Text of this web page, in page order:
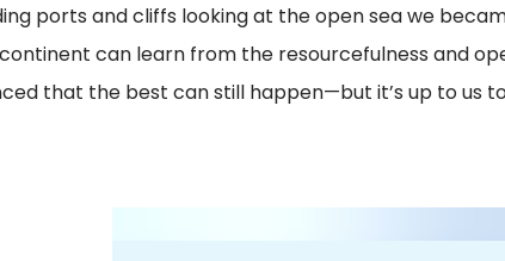
ports and cliffs looking at the open sea we
can learn from the resourcefulness and
that the best can still happen—but it’s up to us